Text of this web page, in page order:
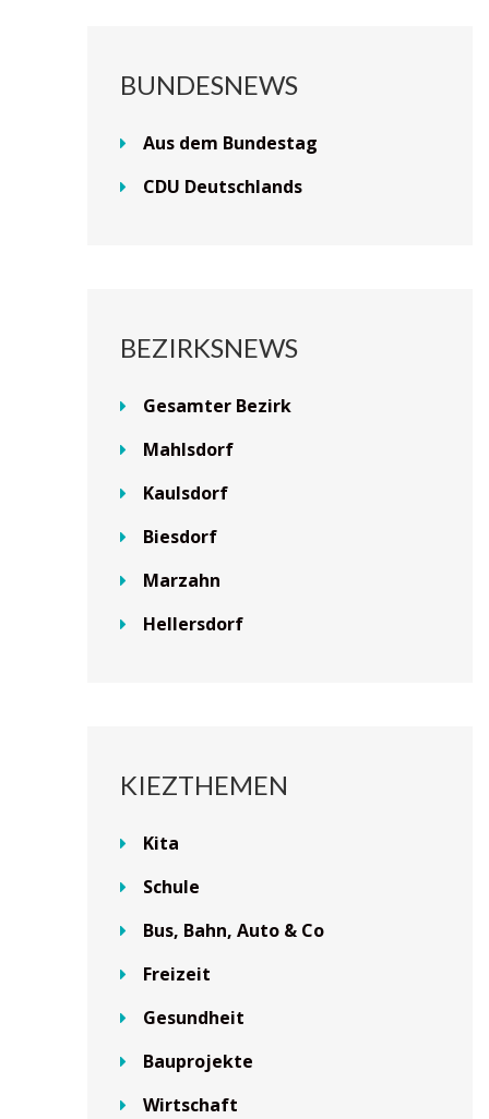
BUNDESNEWS
Aus dem Bundestag
CDU Deutschlands
BEZIRKSNEWS
Gesamter Bezirk
Mahlsdorf
Kaulsdorf
Biesdorf
Marzahn
Hellersdorf
KIEZTHEMEN
Kita
Schule
Bus, Bahn, Auto & Co
Freizeit
Gesundheit
Bauprojekte
Wirtschaft